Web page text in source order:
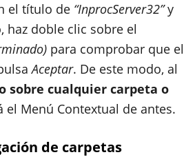
el título de “InprocServer32”y
haz doble clic sobre el
para comprobar que el
Aceptar. De este modo, al
sobre cualquier carpeta o
el Menú Contextual de antes.
de carpetas